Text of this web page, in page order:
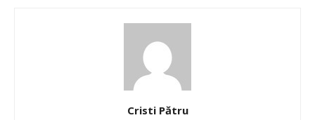
Cristi Pătru